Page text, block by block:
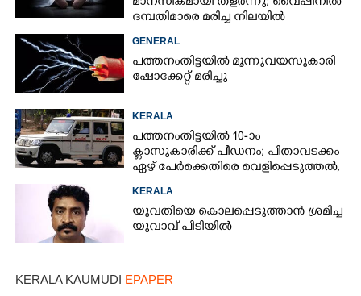
ദമ്പതിമാരെ മരിച്ച നിലയിൽ
GENERAL
പത്തനംതിട്ടയിൽ മൂന്നുവയസുകാരി
ഷോക്കേറ്റ് മരിച്ചു
KERALA
പത്തനംതിട്ടയിൽ 10-ാം
ക്ലാസുകാരിക്ക് പീഡനം; പിതാവടക്കം
ഏഴ് പേർക്കെതിരെ വെളിപ്പെടുത്തൽ,
KERALA
യുവതിയെ കൊലപ്പെടുത്താൻ ശ്രമിച്ച
യുവാവ് പിടിയിൽ
KERALA KAUMUDI EPAPER